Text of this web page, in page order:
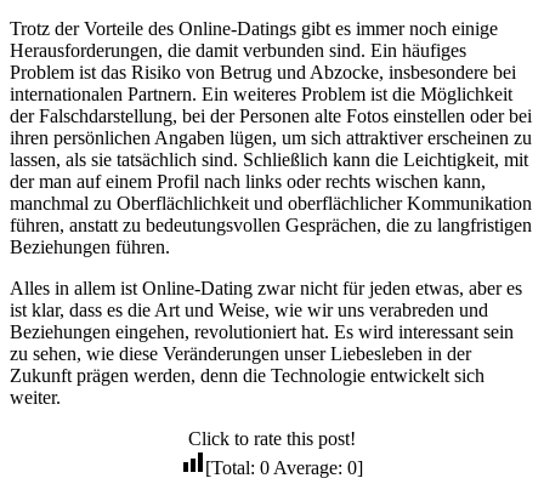
Trotz der Vorteile des Online-Datings gibt es immer noch einige
Herausforderungen, die damit verbunden sind. Ein häufiges
Problem ist das Risiko von Betrug und Abzocke, insbesondere bei
internationalen Partnern. Ein weiteres Problem ist die Möglichkeit
der Falschdarstellung, bei der Personen alte Fotos einstellen oder bei
ihren persönlichen Angaben lügen, um sich attraktiver erscheinen zu
lassen, als sie tatsächlich sind. Schließlich kann die Leichtigkeit, mit
der man auf einem Profil nach links oder rechts wischen kann,
manchmal zu Oberflächlichkeit und oberflächlicher Kommunikation
führen, anstatt zu bedeutungsvollen Gesprächen, die zu langfristigen
Beziehungen führen.
Alles in allem ist Online-Dating zwar nicht für jeden etwas, aber es
ist klar, dass es die Art und Weise, wie wir uns verabreden und
Beziehungen eingehen, revolutioniert hat. Es wird interessant sein
zu sehen, wie diese Veränderungen unser Liebesleben in der
Zukunft prägen werden, denn die Technologie entwickelt sich
weiter.
Click to rate this post!
[Total: 0 Average: 0]